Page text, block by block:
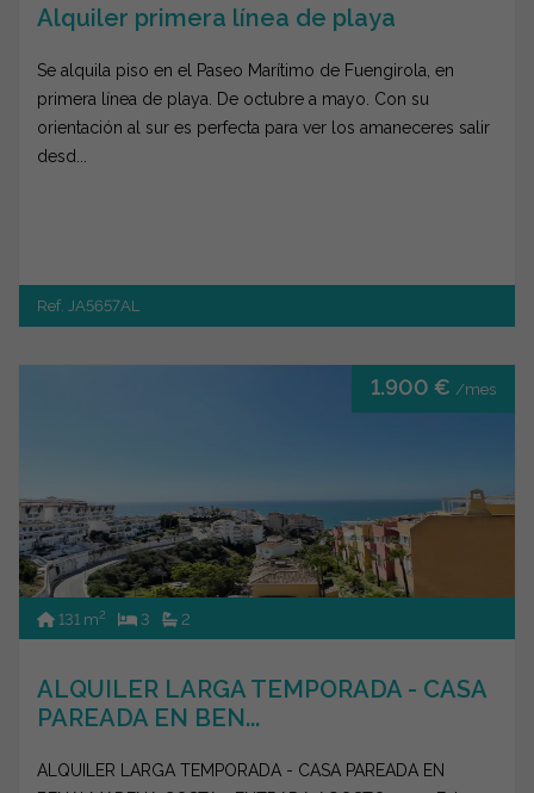
Alquiler primera línea de playa
Se alquila piso en el Paseo Marítimo de Fuengirola, en
primera línea de playa. De octubre a mayo. Con su
orientación al sur es perfecta para ver los amaneceres salir
desd...
Ref. JA5657AL
1.900 € /mes
131 m2 3 2
ALQUILER LARGA TEMPORADA - CASA
PAREADA EN BEN...
ALQUILER LARGA TEMPORADA - CASA PAREADA EN